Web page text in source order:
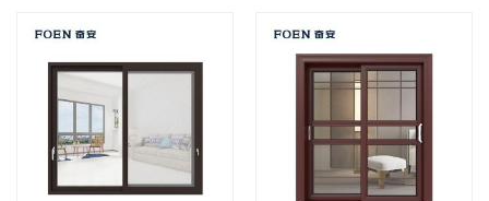
Diebstahlsicherung sind
hervorragend. Verschiedene
architektonische
Anforderungen
Diebstahlsicherung sind
hervorragend. Verschiedene
Türtypen für unterschiedliche
architektonische
Anforderungen.